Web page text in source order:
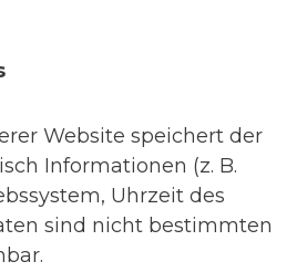
Website speichert der
Informationen (z. B.
Uhrzeit des
sind nicht bestimmten